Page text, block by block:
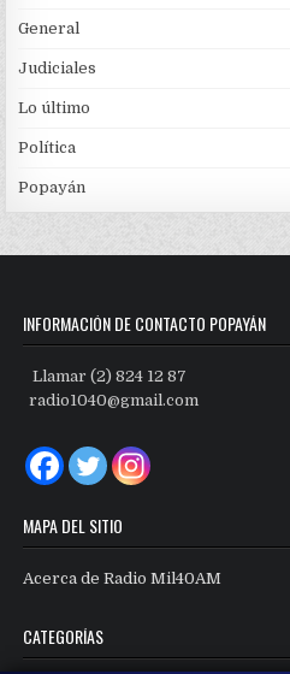
General
Judiciales
Lo último
Política
Popayán
INFORMACIÓN DE CONTACTO POPAYÁN
Llamar (2) 824 12 87
radio1040@gmail.com
MAPA DEL SITIO
Acerca de Radio Mil40AM
CATEGORÍAS